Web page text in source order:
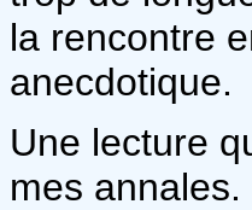
la rencontre
anecdotique.
Une lecture
mes annales.